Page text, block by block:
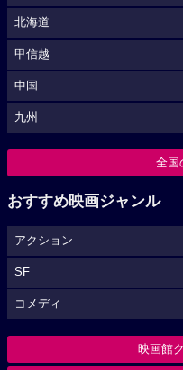
北海道
甲信越
中国
九州
全国
おすすめ映画ジャンル
アクション
SF
コメディ
映画館